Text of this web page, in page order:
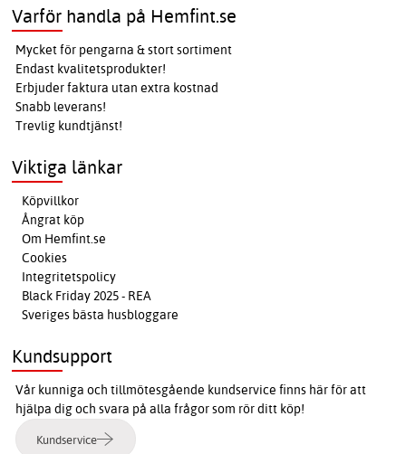
Varför handla på Hemfint.se
Mycket för pengarna & stort sortiment
Endast kvalitetsprodukter!
Erbjuder faktura utan extra kostnad
Snabb leverans!
Trevlig kundtjänst!
Viktiga länkar
Köpvillkor
Ångrat köp
Om Hemfint.se
Cookies
Integritetspolicy
Black Friday 2025 - REA
Sveriges bästa husbloggare
Kundsupport
Vår kunniga och tillmötesgående kundservice finns här för att
hjälpa dig och svara på alla frågor som rör ditt köp!
Kundservice